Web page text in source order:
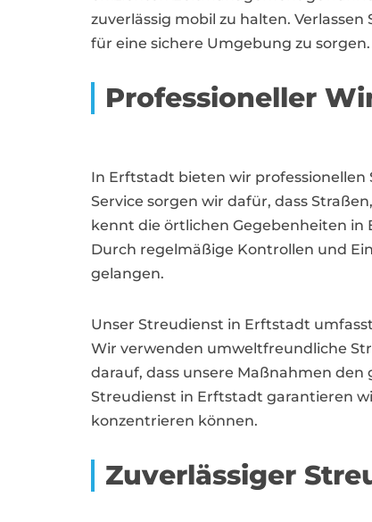
zuverlässig mobil zu halten.
für eine sichere Umgebung zu sorgen.
Professioneller
In Erftstadt bieten wir
Service sorgen wir dafür, dass
kennt die örtlichen Gegebenheiten
Durch regelmäßige Kontrollen und
gelangen.
Unser Streudienst in Erftstadt
Wir verwenden umweltfreundliche
darauf, dass unsere Maßnahmen
Streudienst in Erftstadt garantieren
konzentrieren können.
Zuverlässiger